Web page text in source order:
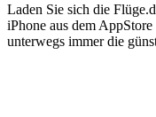
Laden Sie sich die
iPhone aus dem
unterwegs immer die